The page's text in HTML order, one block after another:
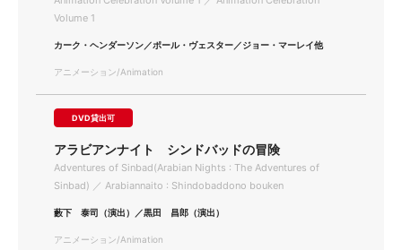
Volume 1
カーク・ヘンダーソン／ポール・ヴェスター／ジョー・マーレイ他
アニメーション/Animation
DVD貸出可
アラビアンナイト シンドバッドの冒険
Adventures of Sinbad(Arabian Nights : The Adventures of
Sinbad) ／ Arabiannaito : Shindobaddono bouken
藪下 泰司（演出）／黒田 昌郎（演出）
アニメーション/Animation